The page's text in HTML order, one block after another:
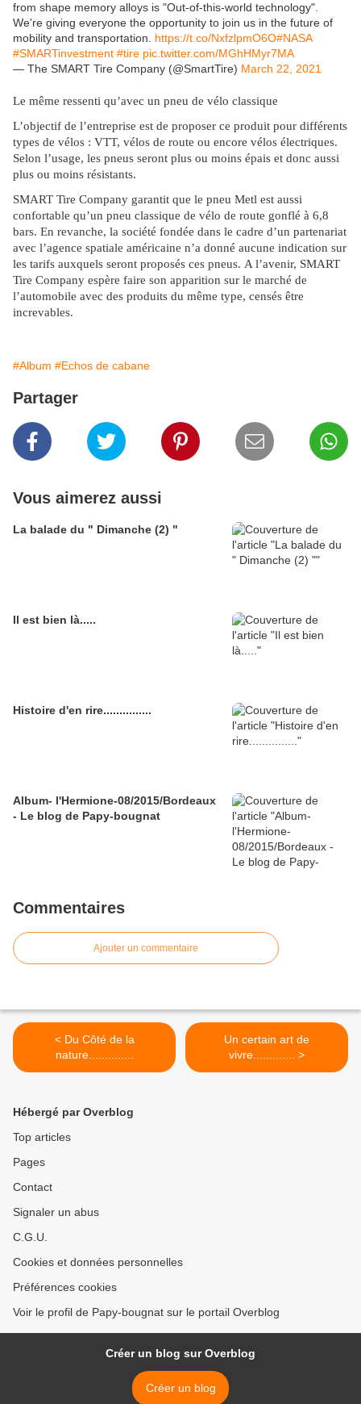
from shape memory alloys is "Out-of-this-world technology".
We're giving everyone the opportunity to join us in the future of
mobility and transportation. https://t.co/NxfzlpmO6O#NASA
#SMARTinvestment #tire pic.twitter.com/MGhHMyr7MA
— The SMART Tire Company (@SmartTire) March 22, 2021
Le même ressenti qu’avec un pneu de vélo classique
L’objectif de l’entreprise est de proposer ce produit pour différents
types de vélos : VTT, vélos de route ou encore vélos électriques.
Selon l’usage, les pneus seront plus ou moins épais et donc aussi
plus ou moins résistants.
SMART Tire Company garantit que le pneu Metl est aussi
confortable qu’un pneu classique de vélo de route gonflé à 6,8
bars. En revanche, la société fondée dans le cadre d’un partenariat
avec l’agence spatiale américaine n’a donné aucune indication sur
les tarifs auxquels seront proposés ces pneus. A l’avenir, SMART
Tire Company espère faire son apparition sur le marché de
l’automobile avec des produits du même type, censés être
increvables.
#Album #Echos de cabane
Partager
Vous aimerez aussi
La balade du " Dimanche (2) "
Il est bien là.....
Histoire d'en rire...............
Album- l'Hermione-08/2015/Bordeaux
- Le blog de Papy-bougnat
Commentaires
Ajouter un commentaire
< Du Côté de la
nature..............
Un certain art de
vivre............. >
Hébergé par Overblog
Top articles
Pages
Contact
Signaler un abus
C.G.U.
Cookies et données personnelles
Préférences cookies
Voir le profil de Papy-bougnat sur le portail Overblog
Créer un blog sur Overblog
Créer un blog